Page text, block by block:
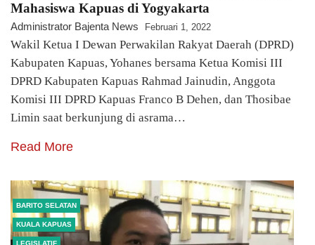
Mahasiswa Kapuas di Yogyakarta
Administrator Bajenta News Februari 1, 2022
Wakil Ketua I Dewan Perwakilan Rakyat Daerah (DPRD)
Kabupaten Kapuas, Yohanes bersama Ketua Komisi III
DPRD Kabupaten Kapuas Rahmad Jainudin, Anggota
Komisi III DPRD Kapuas Franco B Dehen, dan Thosibae
Limin saat berkunjung di asrama…
Read More
BARITO SELATAN
KUALA KAPUAS
LEGISLATIF